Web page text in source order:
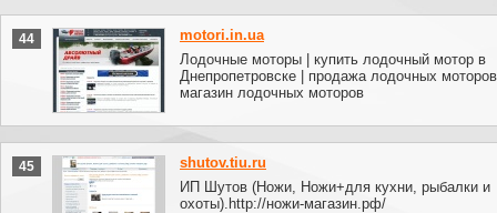
44
motori.in.ua
Лодочные моторы | купить лодочный мотор в
Днепропетровске | продажа лодочных
магазин лодочных моторов
45
shutov.tiu.ru
ИП Шутов (Ножи, Ножи+для кухни, рыбалки и
охоты).http://ножи-магазин.рф/